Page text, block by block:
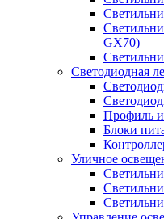
GX70)
Светодиодная
Профиль и
Блоки
Уличное